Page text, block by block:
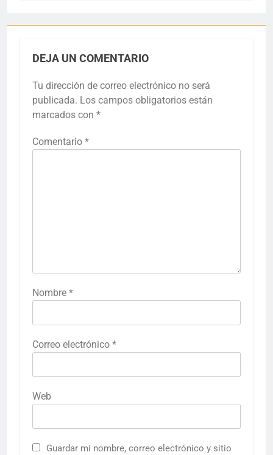
DEJA UN COMENTARIO
Tu dirección de correo electrónico no será
publicada. Los campos obligatorios están
marcados con *
Comentario *
Nombre *
Correo electrónico *
Web
Guardar mi nombre, correo electrónico y sitio